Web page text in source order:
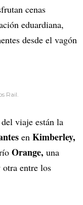
cenas
eduardiana,
desde el vagón
Rail.
viaje están la
en Kimberley,
Orange, una
otra entre los